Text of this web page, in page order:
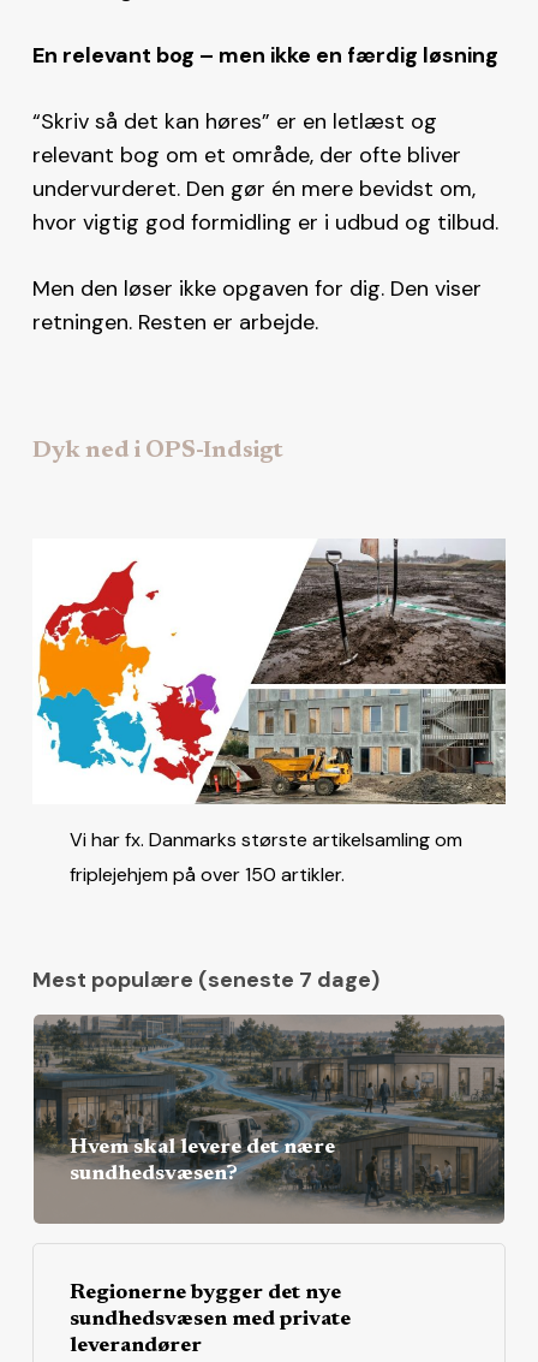
En relevant bog – men ikke en færdig løsning
“Skriv så det kan høres” er en letlæst og
relevant bog om et område, der ofte bliver
undervurderet. Den gør én mere bevidst om,
hvor vigtig god formidling er i udbud og tilbud.
Men den løser ikke opgaven for dig. Den viser
retningen. Resten er arbejde.
Dyk ned i OPS-Indsigt
Vi har fx. Danmarks største artikelsamling om
friplejehjem på over 150 artikler.
Mest populære (seneste 7 dage)
Hvem skal levere det nære
sundhedsvæsen?
Regionerne bygger det nye
sundhedsvæsen med private
leverandører